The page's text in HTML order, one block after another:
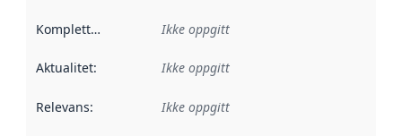
Kompletthet Ikke oppgitt
Aktualitet: Ikke oppgitt
Relevans: Ikke oppgitt